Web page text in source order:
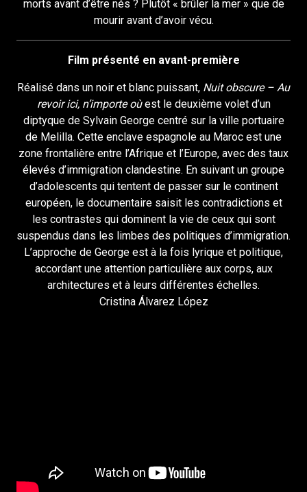
morts avant d’être nés ? Plutôt « brûler la mer » que de
mourir avant d’avoir vécu.
Film présenté en avant-première
Réalisé dans un noir et blanc puissant, Nuit obscure – Au
revoir ici, n’importe oùest le deuxième volet d’un
diptyque de Sylvain George centré sur la ville portuaire
de Melilla. Cette enclave espagnole au Maroc est une
zone frontalière entre l’Afrique et l’Europe, avec des taux
élevés d’immigration clandestine. En suivant un groupe
d’adolescents qui tentent de passer sur le continent
européen, le documentaire saisit les contradictions et
les contrastes qui dominent la vie de ceux qui sont
suspendus dans les limbes des politiques d’immigration.
L’approche de George est à la fois lyrique et politique,
accordant une attention particulière aux corps, aux
architectures et à leurs différentes échelles.
Cristina Álvarez López